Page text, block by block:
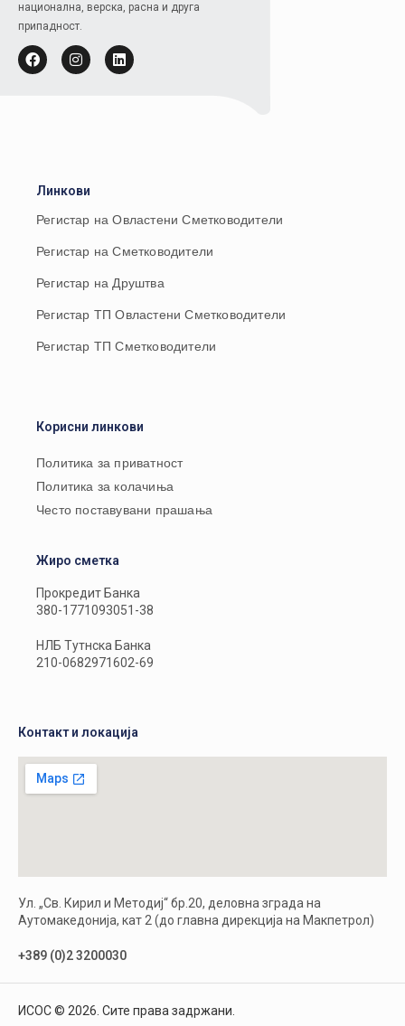
национална, верска, расна и друга
припадност.
Линкови
Регистар на Овластени Сметководители
Регистар на Сметководители
Регистар на Друштва
Регистар ТП Овластени Сметководители
Регистар ТП Сметководители
Корисни линкови
Политика за приватност
Политика за колачиња
Често поставувани прашања
Жиро сметка
Прокредит Банка
380-1771093051-38
НЛБ Тутнска Банка
210-0682971602-69
Контакт и локација
Ул. „Св. Кирил и Методиј“ бр.20, деловна зграда на
Аутомакедонија, кат 2 (до главна дирекција на Макпетрол)
+389 (0)2 3200030
ИСОС © 2026. Сите права задржани.